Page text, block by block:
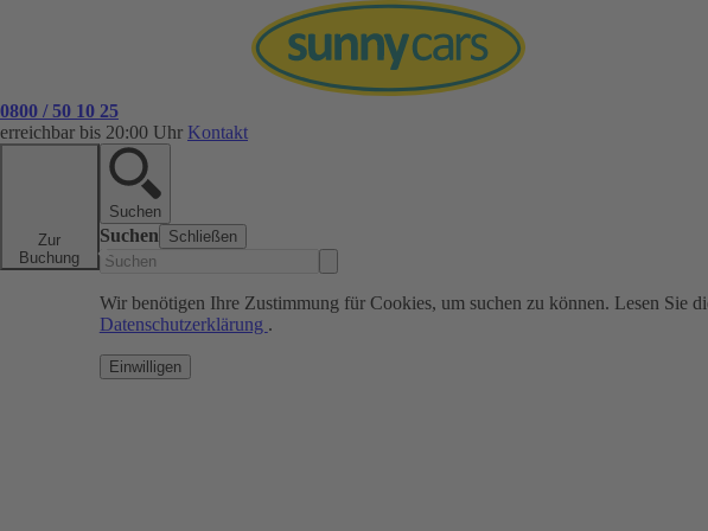
0800 / 50 10 25
erreichbar bis 20:00 Uhr Kontakt
Zur
Buchung
Suchen
Suchen Schließen
Wir benötigen Ihre Zustimmung für Cookies, um suchen zu können. Lesen Sie
Datenschutzerklärung .
Einwilligen